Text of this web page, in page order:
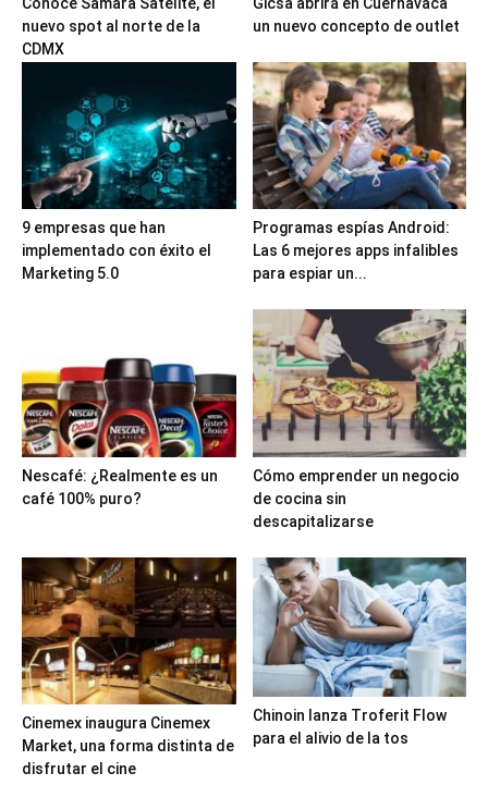
Conoce Samara Satélite, el
nuevo spot al norte de la
CDMX
Gicsa abrirá en Cuernavaca
un nuevo concepto de outlet
9 empresas que han
implementado con éxito el
Marketing 5.0
Programas espías Android:
Las 6 mejores apps infalibles
para espiar un...
Nescafé: ¿Realmente es un
café 100% puro?
Cómo emprender un negocio
de cocina sin
descapitalizarse
Cinemex inaugura Cinemex
Market, una forma distinta de
disfrutar el cine
Chinoin lanza Troferit Flow
para el alivio de la tos